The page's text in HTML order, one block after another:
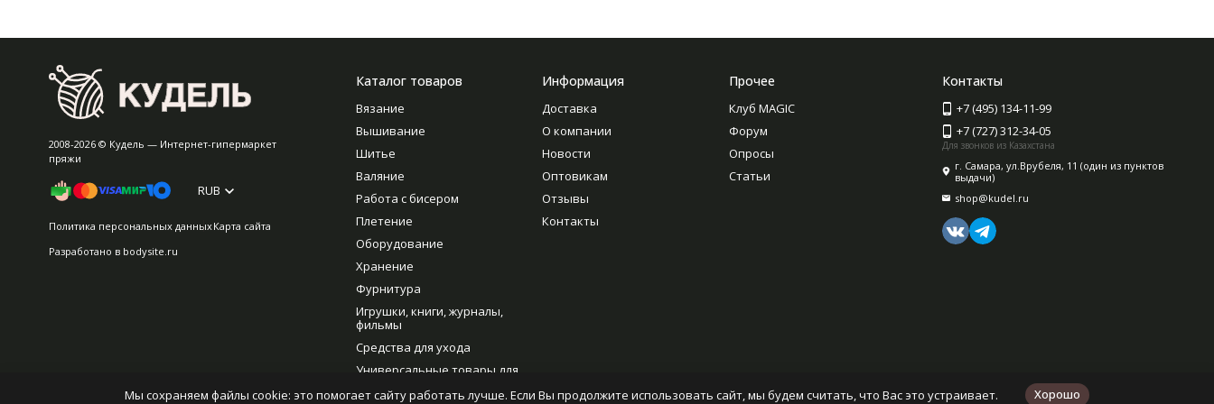
2008-2026 © Кудель — Интернет-гипермаркет
пряжи
RUB
Политика персональных данныхКарта сайта
Разработано в bodysite.ru
Каталог товаров
Вязание
Вышивание
Шитье
Валяние
Работа с бисером
Плетение
Оборудование
Хранение
Фурнитура
Игрушки, книги, журналы,
фильмы
Средства для ухода
Универсальные товары для
Информация
Доставка
О компании
Новости
Оптовикам
Отзывы
Контакты
Прочее
Клуб MAGIC
Форум
Опросы
Статьи
Контакты
+7 (495) 134-11-99
+7 (727) 312-34-05
Для звонков из Казахстана
г. Самара, ул.Врубеля, 11 (один из пунктов
выдачи)
shop@kudel.ru
Мы сохраняем файлы cookie: это помогает сайту работать лучше. Если Вы продолжите использовать сайт, мы будем считать, что Вас это устраивает. Хорошо